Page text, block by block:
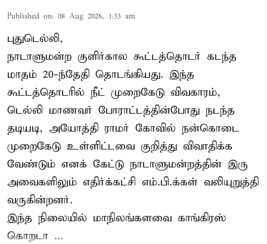
Published on: 08 Aug 2026, 1:33 am
புதுடெல்லி,
நாடாளுமன்ற குளிர்கால கூட்டத்தொடர் கடந்த
மாதம் 20-ந்தேதி தொடங்கியது. இந்த
கூட்டத்தொடரில் நீட் முறைகேடு விவகாரம்,
டெல்லி மாணவர் போராட்டத்தின்போது நடந்த
தடியடி, அயோத்தி ராமர் கோவில் நன்கொடை
முறைகேடு உள்ளிட்டவை குறித்து விவாதிக்க
வேண்டும் எனக் கேட்டு நாடாளுமன்றத்தின் இரு
அவைகளிலும் எதிர்க்கட்சி எம்.பி.க்கள் வலியுறுத்தி
வருகின்றனர்.
இந்த நிலையில் மாநிலங்களவை காங்கிரஸ்
கொறடா ...